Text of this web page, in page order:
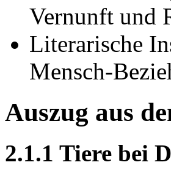
Vernunft und
Literarische
Mensch-
Auszug aus
2.1.1 Tiere bei